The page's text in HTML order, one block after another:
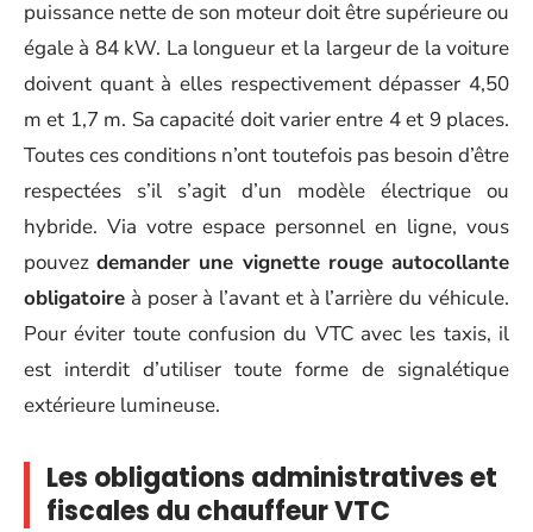
puissance nette de son moteur doit être supérieure ou
égale à 84 kW. La longueur et la largeur de la voiture
doivent quant à elles respectivement dépasser 4,50
m et 1,7 m. Sa capacité doit varier entre 4 et 9 places.
Toutes ces conditions n’ont toutefois pas besoin d’être
respectées s’il s’agit d’un modèle électrique ou
hybride. Via votre espace personnel en ligne, vous
pouvezdemander une vignette rouge autocollante
obligatoire à poser à l’avant et à l’arrière du véhicule.
Pour éviter toute confusion du VTC avec les taxis, il
est interdit d’utiliser toute forme de signalétique
extérieure lumineuse.
Les obligations administratives et
fiscales du chauffeur VTC